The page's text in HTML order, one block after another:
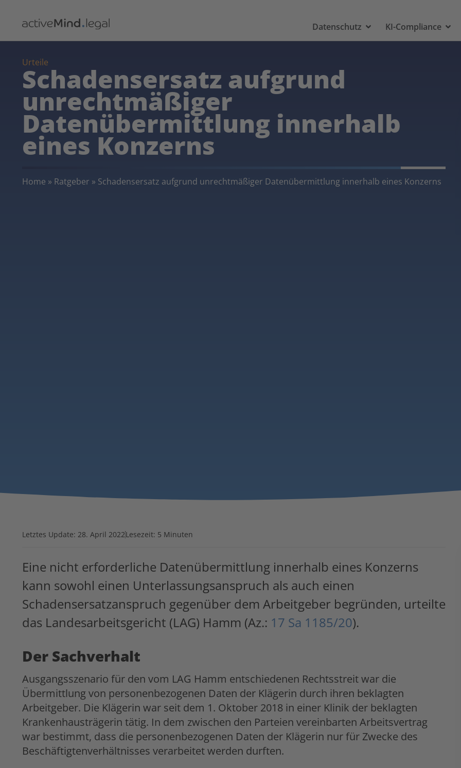
Datenschutz KI-Compliance
Urteile
Schadensersatz aufgrund
unrechtmäßiger
Datenübermittlung innerhalb
eines Konzerns
Home » Ratgeber » Schadensersatz aufgrund unrechtmäßiger Datenübermittlung innerhalb eines Konzerns
Letztes Update: 28. April 2022Lesezeit: 5 Minuten
Eine nicht erforderliche Datenübermittlung innerhalb eines Konzerns
kann sowohl einen Unterlassungsanspruch als auch einen
Schadensersatzanspruch gegenüber dem Arbeitgeber begründen, urteilte
das Landesarbeitsgericht (LAG) Hamm (Az.: 17 Sa 1185/20).
Der Sachverhalt
Ausgangsszenario für den vom LAG Hamm entschiedenen Rechtsstreit war die
Übermittlung von personenbezogenen Daten der Klägerin durch ihren beklagten
Arbeitgeber. Die Klägerin war seit dem 1. Oktober 2018 in einer Klinik der beklagten
Krankenhausträgerin tätig. In dem zwischen den Parteien vereinbarten Arbeitsvertrag
war bestimmt, dass die personenbezogenen Daten der Klägerin nur für Zwecke des
Beschäftigtenverhältnisses verarbeitet werden durften.